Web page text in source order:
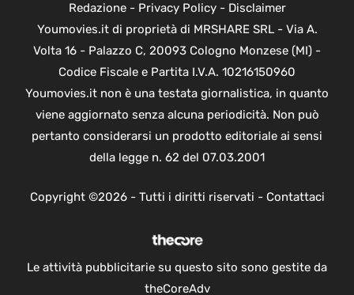
Redazione- Privacy Policy- Disclaimer
Youmovies.it di proprietà di MRSHARE SRL - Via A.
Volta 16 - Palazzo C, 20093 Cologno Monzese (MI) -
Codice Fiscale e Partita I.V.A. 10216150960
Youmovies.it non è una testata giornalistica, in quanto
viene aggiornato senza alcuna periodicità. Non può
pertanto considerarsi un prodotto editoriale ai sensi
della legge n. 62 del 07.03.2001
Copyright ©2026 - Tutti i diritti riservati - Contattaci
Le attività pubblicitarie su questo sito sono gestite da
theCoreAdv